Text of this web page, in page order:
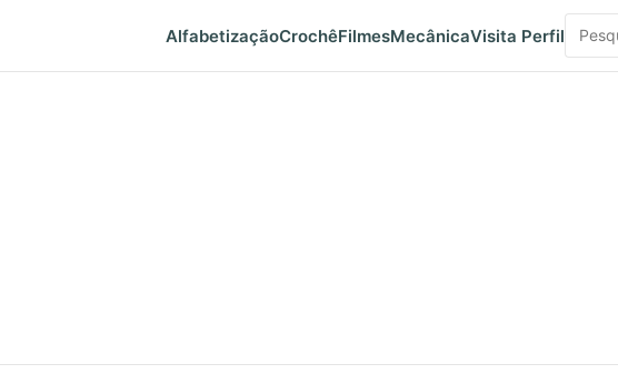
AlfabetizaçãoCrochêFilmesMecânicaVisita Perfil